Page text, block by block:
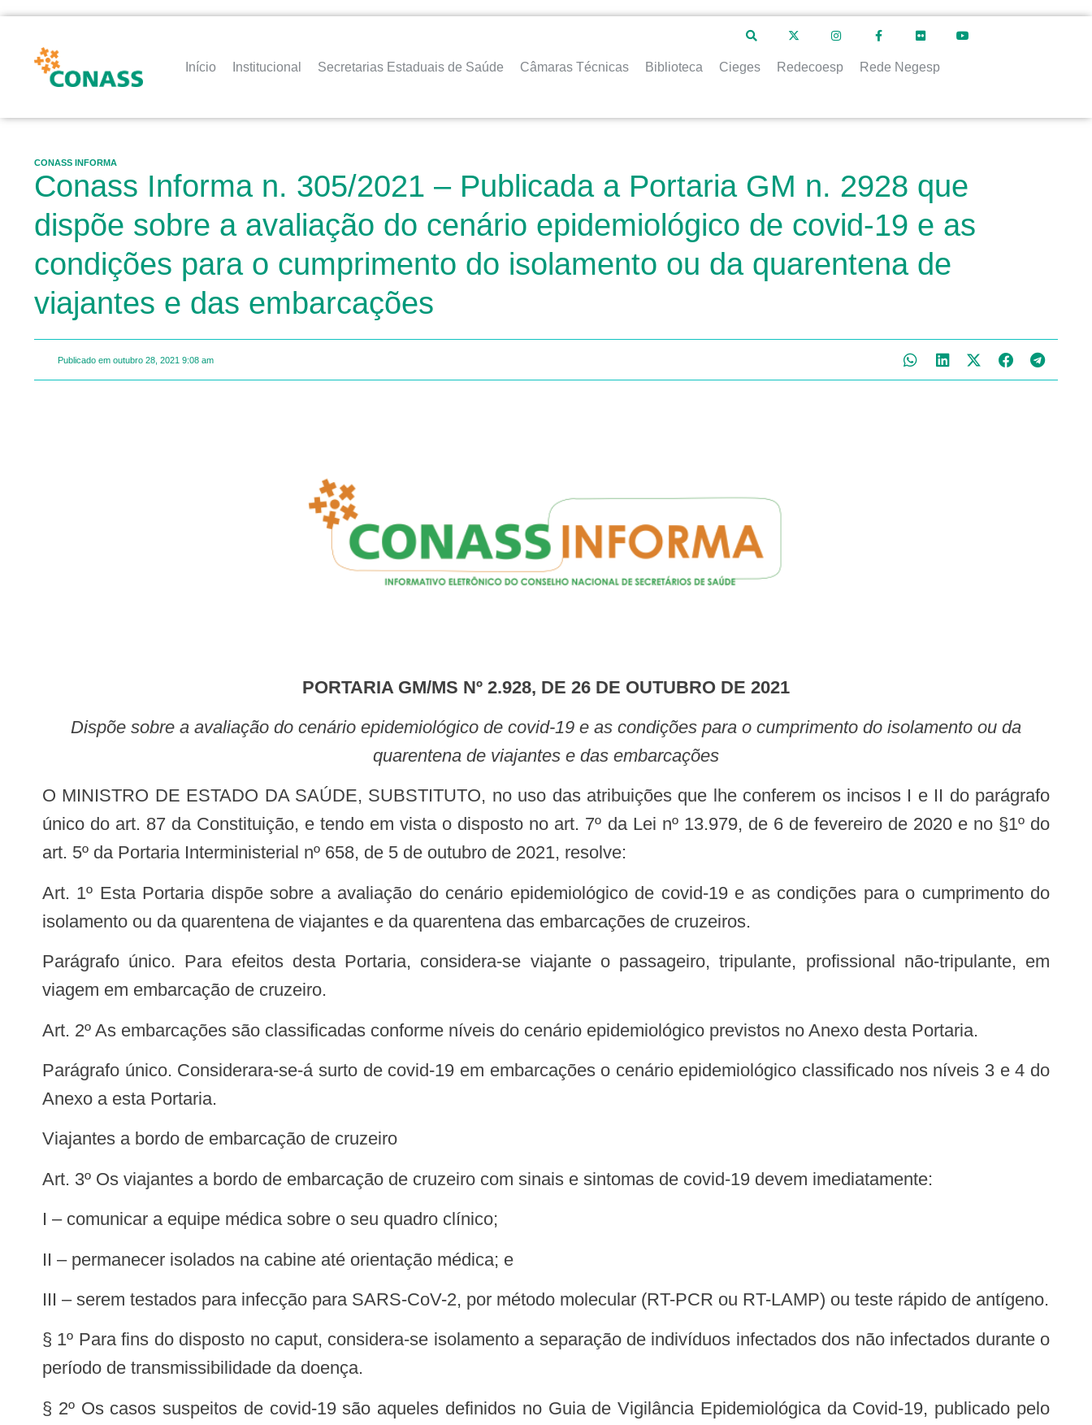
Início Institucional Secretarias Estaduais de Saúde Câmaras Técnicas Biblioteca Cieges Redecoesp Rede Negesp
CONASS INFORMA
Conass Informa n. 305/2021 – Publicada a Portaria GM n. 2928 que
dispõe sobre a avaliação do cenário epidemiológico de covid-19 e as
condições para o cumprimento do isolamento ou da quarentena de
viajantes e das embarcações
Publicado em outubro 28, 2021 9:08 am
PORTARIA GM/MS Nº 2.928, DE 26 DE OUTUBRO DE 2021
Dispõe sobre a avaliação do cenário epidemiológico de covid-19 e as condições para o cumprimento do isolamento ou da
quarentena de viajantes e das embarcações
O MINISTRO DE ESTADO DA SAÚDE, SUBSTITUTO, no uso das atribuições que lhe conferem os incisos I e II do parágrafo
único do art. 87 da Constituição, e tendo em vista o disposto no art. 7º da Lei nº 13.979, de 6 de fevereiro de 2020 e no §1º do
art. 5º da Portaria Interministerial nº 658, de 5 de outubro de 2021, resolve:
Art. 1º Esta Portaria dispõe sobre a avaliação do cenário epidemiológico de covid-19 e as condições para o cumprimento do
isolamento ou da quarentena de viajantes e da quarentena das embarcações de cruzeiros.
Parágrafo único. Para efeitos desta Portaria, considera-se viajante o passageiro, tripulante, profissional não-tripulante, em
viagem em embarcação de cruzeiro.
Art. 2º As embarcações são classificadas conforme níveis do cenário epidemiológico previstos no Anexo desta Portaria.
Parágrafo único. Considerara-se-á surto de covid-19 em embarcações o cenário epidemiológico classificado nos níveis 3 e 4 do
Anexo a esta Portaria.
Viajantes a bordo de embarcação de cruzeiro
Art. 3º Os viajantes a bordo de embarcação de cruzeiro com sinais e sintomas de covid-19 devem imediatamente:
I – comunicar a equipe médica sobre o seu quadro clínico;
II – permanecer isolados na cabine até orientação médica; e
III – serem testados para infecção para SARS-CoV-2, por método molecular (RT-PCR ou RT-LAMP) ou teste rápido de antígeno.
§ 1º Para fins do disposto no caput, considera-se isolamento a separação de indivíduos infectados dos não infectados durante o
período de transmissibilidade da doença.
§ 2º Os casos suspeitos de covid-19 são aqueles definidos no Guia de Vigilância Epidemiológica da Covid-19, publicado pelo